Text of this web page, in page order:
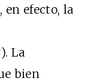
en efecto, la
). La
bien